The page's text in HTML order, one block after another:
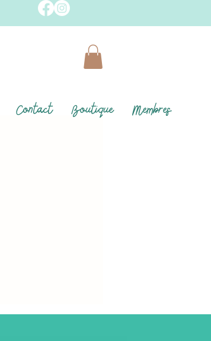
Contact Boutique Membres